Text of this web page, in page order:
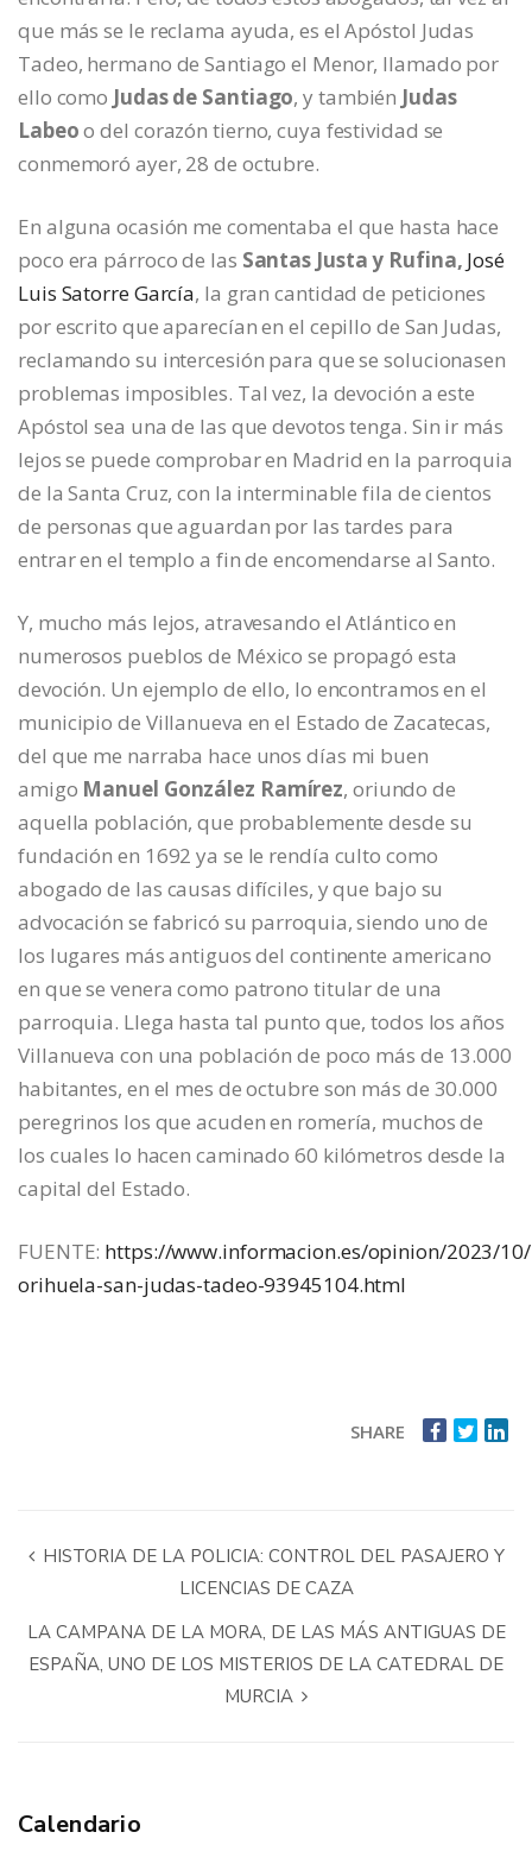
que más se le reclama ayuda, es el Apóstol Judas
Tadeo, hermano de Santiago el Menor, llamado por
ello como Judas de Santiago, y también Judas
Labeoo del corazón tierno, cuya festividad se
conmemoró ayer, 28 de octubre.
En alguna ocasión me comentaba el que hasta hace
poco era párroco de las Santas Justa y Rufina, José
Luis Satorre García, la gran cantidad de peticiones
por escrito que aparecían en el cepillo de San Judas,
reclamando su intercesión para que se solucionasen
problemas imposibles. Tal vez, la devoción a este
Apóstol sea una de las que devotos tenga. Sin ir más
lejos se puede comprobar en Madrid en la parroquia
de la Santa Cruz, con la interminable fila de cientos
de personas que aguardan por las tardes para
entrar en el templo a fin de encomendarse al Santo.
Y, mucho más lejos, atravesando el Atlántico en
numerosos pueblos de México se propagó esta
devoción. Un ejemplo de ello, lo encontramos en el
municipio de Villanueva en el Estado de Zacatecas,
del que me narraba hace unos días mi buen
amigo Manuel González Ramírez, oriundo de
aquella población, que probablemente desde su
fundación en 1692 ya se le rendía culto como
abogado de las causas difíciles, y que bajo su
advocación se fabricó su parroquia, siendo uno de
los lugares más antiguos del continente americano
en que se venera como patrono titular de una
parroquia. Llega hasta tal punto que, todos los años
Villanueva con una población de poco más de 13.000
habitantes, en el mes de octubre son más de 30.000
peregrinos los que acuden en romería, muchos de
los cuales lo hacen caminado 60 kilómetros desde la
capital del Estado.
FUENTE: https://www.informacion.es/opinion/2023/
orihuela-san-judas-tadeo-93945104.html
SHARE
HISTORIA DE LA POLICIA: CONTROL DEL PASAJERO Y
LICENCIAS DE CAZA
LA CAMPANA DE LA MORA, DE LAS MÁS ANTIGUAS DE
ESPAÑA, UNO DE LOS MISTERIOS DE LA CATEDRAL DE
MURCIA
Calendario